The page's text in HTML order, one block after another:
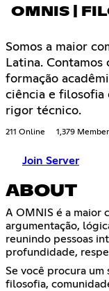
OMNIS |
Somos a maior
Latina.
formação
ciência e filosofia
rigor técnico.
211 Online 1,379
Join Server
ABOUT
A OMNIS é a maior
argumentação,
reunindo pessoas
profundidade,
Se você procura
filosofia,